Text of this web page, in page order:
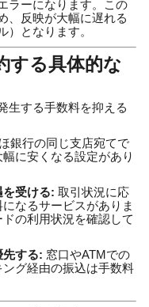
ラーになります。この
、反映が大幅に遅れる
）となります。
する具体的な
生する手数料を抑える
銀行の同じ支店宛てで
に安くなる設定があり
受ける: 取引状況に応
なるサービスがありま
の利用状況を確認して
先する: 窓口やATMでの
グ経由の振込は手数料